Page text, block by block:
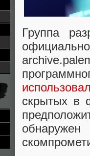
Группа
скрытых в